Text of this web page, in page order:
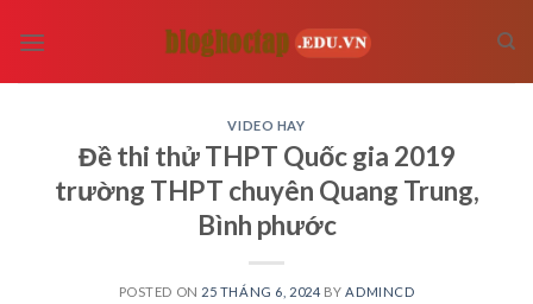
VIDEO HAY
Đề thi thử THPT Quốc gia 2019
trường THPT chuyên Quang Trung,
Bình phước
POSTED ON 25 THÁNG 6, 2024 BY ADMINCD